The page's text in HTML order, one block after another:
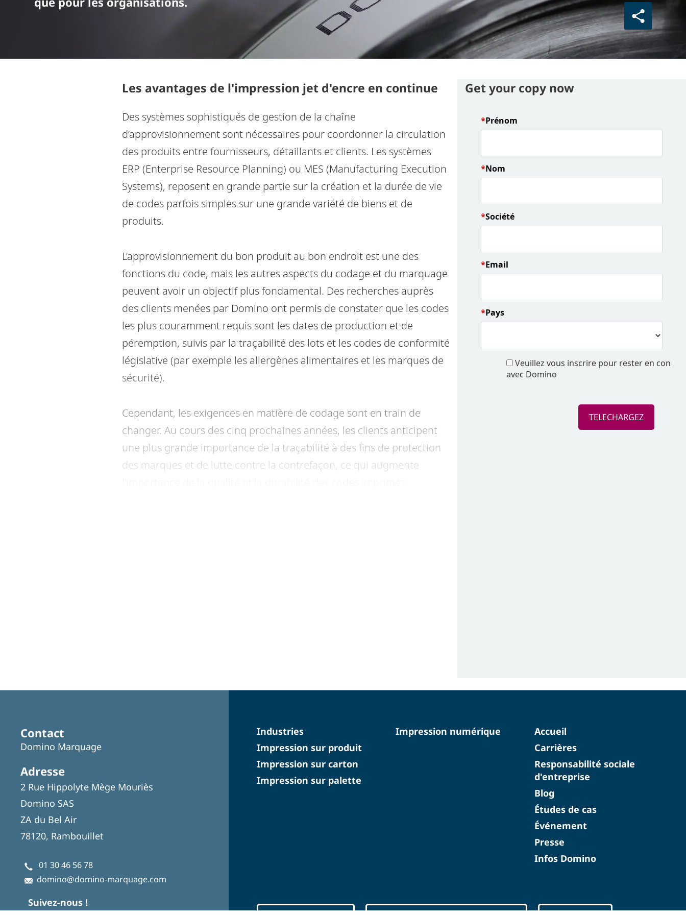
Les avantages de l'impression jet d'encre en continue
Des systèmes sophistiqués de gestion de la chaîne
d’approvisionnement sont nécessaires pour coordonner la circulation
des produits entre fournisseurs, détaillants et clients. Les systèmes
ERP (Enterprise Resource Planning) ou MES (Manufacturing Execution
Systems), reposent en grande partie sur la création et la durée de vie
de codes parfois simples sur une grande variété de biens et de
produits.
L’approvisionnement du bon produit au bon endroit est une des
fonctions du code, mais les autres aspects du codage et du marquage
peuvent avoir un objectif plus fondamental. Des recherches auprès
des clients menées par Domino ont permis de constater que les codes
les plus couramment requis sont les dates de production et de
péremption, suivis par la traçabilité des lots et les codes de conformité
législative (par exemple les allergènes alimentaires et les marques de
sécurité).
Cependant, les exigences en matière de codage sont en train de
changer. Au cours des cinq prochaines années, les clients anticipent
une plus grande importance de la traçabilité à des fins de protection
des marques et de lutte contre la contrefaçon, ce qui augmente
Get your copy now
Contact
Domino Marquage
Adresse
2 Rue Hippolyte Mège Mouriès
Domino SAS
ZA du Bel Air
78120, Rambouillet
01 30 46 56 78
domino@domino-marquage.com
Suivez-nous !
Industries
Impression sur produit
Impression sur carton
Impression sur palette
Impression numérique
Accueil
Carrières
Responsabilité sociale
d'entreprise
Blog
Études de cas
Événement
Presse
Infos Domino